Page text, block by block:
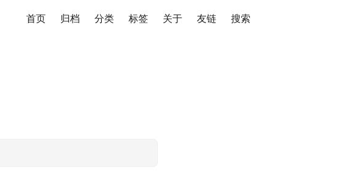
首页 归档 分类 标签 关于 友链 搜索